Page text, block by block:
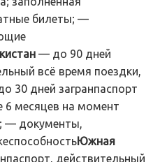
билеты; —
— до 90 дней
всё время поездки,
30 дней загранпаспорт
6 месяцев на момент
— документы,
Южная
действительный